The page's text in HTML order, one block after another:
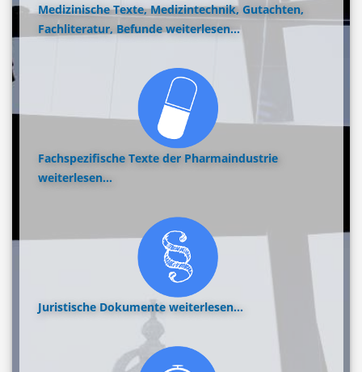
Medizinische Texte, Medizintechnik, Gutachten,
Fachliteratur, Befunde weiterlesen...
Fachspezifische Texte der Pharmaindustrie
weiterlesen...
Juristische Dokumente weiterlesen...